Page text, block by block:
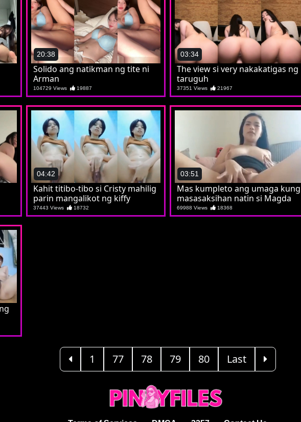
20:38
Solido ang natikman ng tite ni
Arman
104729 Views 19887
03:34
The view si very nakakatigas ng
taruguh
37351 Views 21967
04:42
Kahit titibo-tibo si Cristy mahilig
parin mangalikot ng kiffy
37443 Views 18732
03:51
Mas kumpleto ang umaga kung
masasaksihan natin si Magda
69988 Views 18368
1 77 78 79 80 Last